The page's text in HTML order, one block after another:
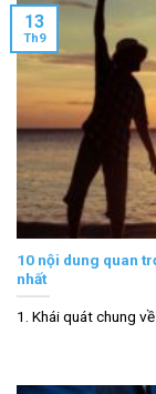
10 nội dung quan
nhất
1. Khái quát chung
13
Th9